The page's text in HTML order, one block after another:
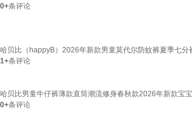
0+条评论
哈贝比（happyB）2026年新款男童莫代尔防蚊裤夏季七分
1+条评论
哈贝比男童牛仔裤薄款直筒潮流修身春秋款2026年新款宝
0+条评论